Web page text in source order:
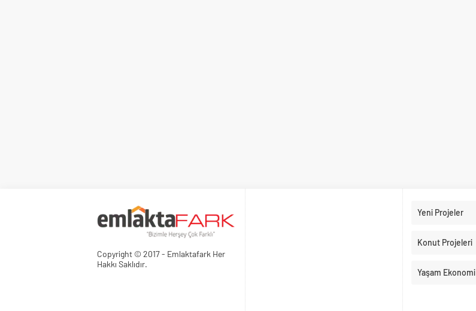
Copyright © 2017 - Emlaktafark Her
Hakkı Saklıdır.
Yeni Projeler
Konut Projeleri
Yaşam Ekonomi